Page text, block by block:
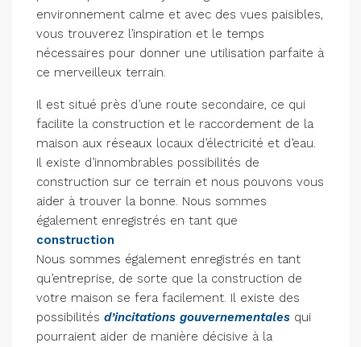
environnement calme et avec des vues paisibles,
vous trouverez l’inspiration et le temps
nécessaires pour donner une utilisation parfaite à
ce merveilleux terrain.
Il est situé près d’une route secondaire, ce qui
facilite la construction et le raccordement de la
maison aux réseaux locaux d’électricité et d’eau.
Il existe d’innombrables possibilités de
construction sur ce terrain et nous pouvons vous
aider à trouver la bonne. Nous sommes
également enregistrés en tant que
construction
Nous sommes également enregistrés en tant
qu’entreprise, de sorte que la construction de
votre maison se fera facilement. Il existe des
possibilités d’incitations gouvernementales qui
pourraient aider de manière décisive à la